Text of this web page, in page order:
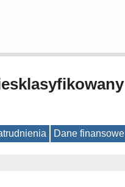
Dane finansowe